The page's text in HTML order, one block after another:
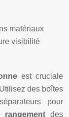
matériaux
visibilité
est cruciale
des boîtes
pour
rangementdes